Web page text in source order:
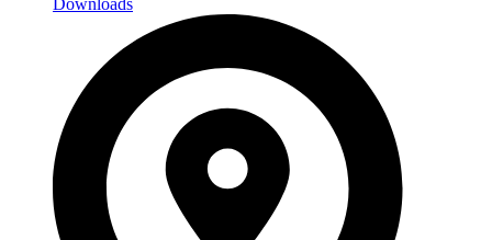
Downloads